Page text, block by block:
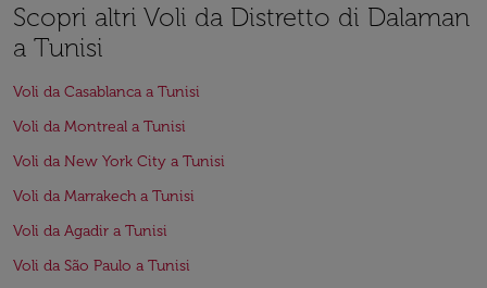
Scopri altri Voli da Distretto di Dalaman
a Tunisi
Voli da Casablanca a Tunisi
Voli da Montreal a Tunisi
Voli da New York City a Tunisi
Voli da Marrakech a Tunisi
Voli da Agadir a Tunisi
Voli da São Paulo a Tunisi